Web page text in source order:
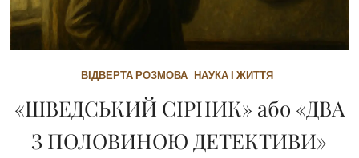
ВІДВЕРТА РОЗМОВА НАУКА І ЖИТТЯ
«ШВЕДСЬКИЙ СІРНИК» або «ДВА
З ПОЛОВИНОЮ ДЕТЕКТИВИ»